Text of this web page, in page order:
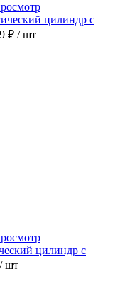
цилиндр с
₽ / шт
цилиндр с
/ шт